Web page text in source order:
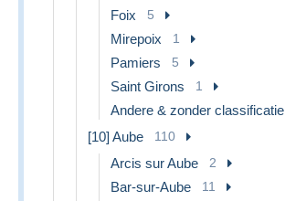
Foix 5
Mirepoix 1
Pamiers 5
Saint Girons 1
Andere & zonder classificatie
[10] Aube 110
Arcis sur Aube 2
Bar-sur-Aube 11